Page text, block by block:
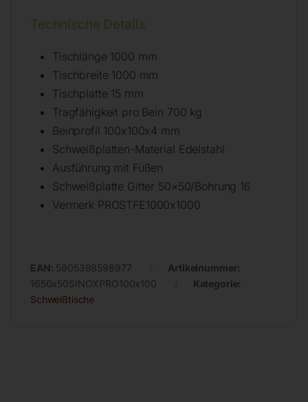
Technische Details
Tischlänge 1000 mm
Tischbreite 1000 mm
Tischplatte 15 mm
Tragfähigkeit pro Bein 700 kg
Beinprofil 100x100x4 mm
Schweißplatten-Material Edelstahl
Ausführung mit Füßen
Schweißplatte Gitter 50×50/Bohrung 16
Vermerk PROSTFE1000x1000
EAN: 5905398598977
Artikelnummer:
1650x50SINOXPRO100x100
Kategorie:
Schweißtische